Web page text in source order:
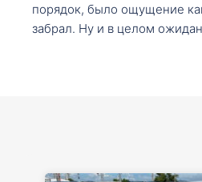
порядок, было ощущение
забрал. Ну и в целом